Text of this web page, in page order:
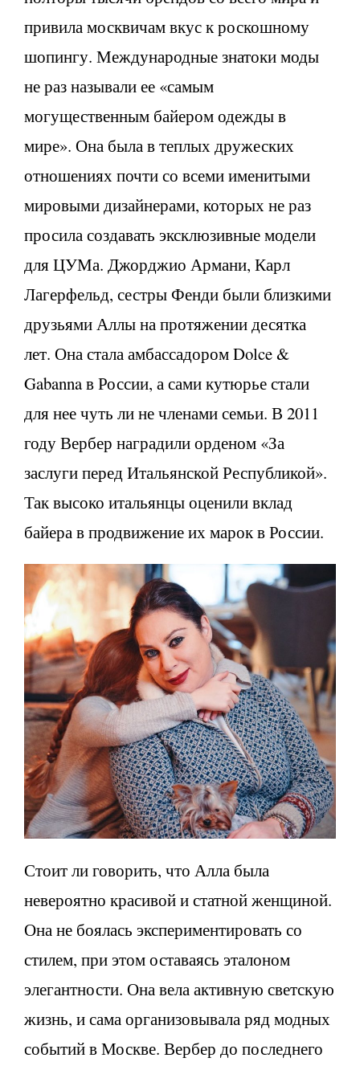
привила москвичам вкус к роскошному
шопингу. Международные знатоки моды
не раз называли ее «самым
могущественным байером одежды в
мире». Она была в теплых дружеских
отношениях почти со всеми именитыми
мировыми дизайнерами, которых не раз
просила создавать эксклюзивные модели
для ЦУМа. Джорджио Армани, Карл
Лагерфельд, сестры Фенди были близкими
друзьями Аллы на протяжении десятка
лет. Она стала амбассадором Dolce &
Gabanna в России, а сами кутюрье стали
для нее чуть ли не членами семьи. В 2011
году Вербер наградили орденом «За
заслуги перед Итальянской Республикой».
Так высоко итальянцы оценили вклад
байера в продвижение их марок в России.
Стоит ли говорить, что Алла была
невероятно красивой и статной женщиной.
Она не боялась экспериментировать со
стилем, при этом оставаясь эталоном
элегантности. Она вела активную светскую
жизнь, и сама организовывала ряд модных
событий в Москве. Вербер до последнего